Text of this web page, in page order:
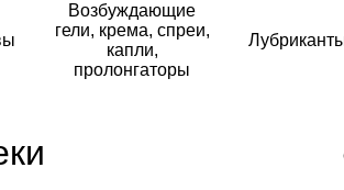
Возбуждающие
гели, крема, спреи,
капли,
пролонгаторы